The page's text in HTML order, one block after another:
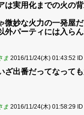
は実用化までの火の
微妙な火力の一発屋
外パーティには入ら
ま 2016/11/24(木) 01:43:52
ざ出番だってなって
ま 2016/11/24(木) 01:58:29